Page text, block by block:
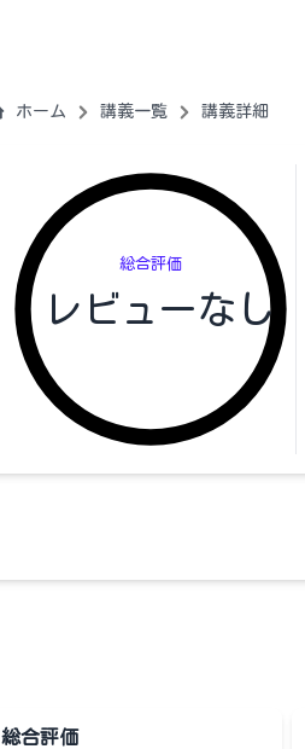
ホーム 講義一覧 講義詳細
総合評価
レビューなし
総合評価